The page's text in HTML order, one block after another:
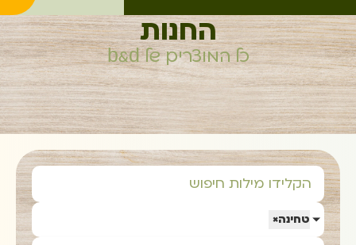
החנות
כל המוצרים של b&d
טחינה×